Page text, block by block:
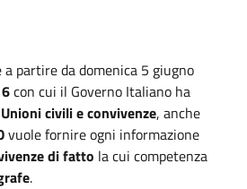
partire da domenica 5 giugno
con cui il Governo Italiano ha
Unioni civili e convivenze, anche
vuole fornire ogni informazione
di fatto la cui competenza
.